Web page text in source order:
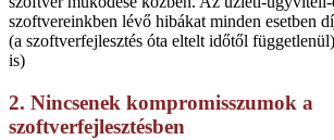
szoftvereinkben lévő hibákat minden esetben
(a szoftverfejlesztés óta eltelt időtől
is)
2. Nincsenek kompromisszumok a
szoftverfejlesztésben